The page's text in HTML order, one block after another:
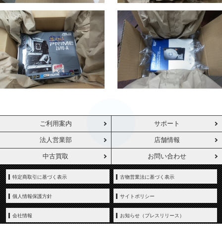
ご利用案内 サポート
法人営業部 店舗情報
中古買取 お問い合わせ
特定商取引に基づく表示 古物営業法に基づく表示
個人情報保護方針 サイトポリシー
会社情報 お知らせ（プレスリリース）